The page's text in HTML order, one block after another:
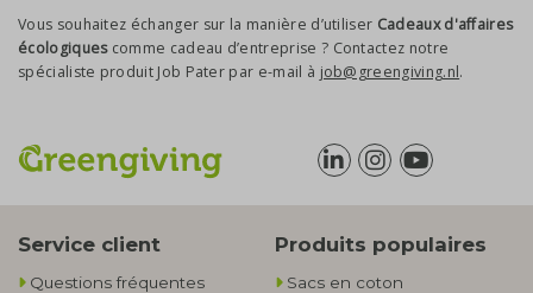
Vous souhaitez échanger sur la manière d’utiliser Cadeaux d'affaires
écologiquescomme cadeau d’entreprise ? Contactez notre
spécialiste produit Job Pater par e-mail à job@greengiving.nl.
Service client
Questions fréquentes
Produits populaires
Sacs en coton